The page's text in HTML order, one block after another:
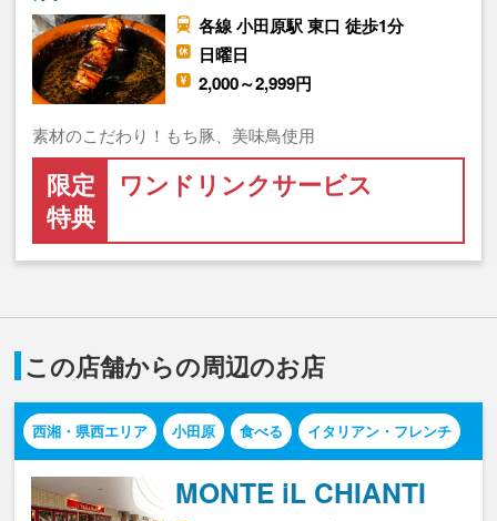
各線 小田原駅 東口 徒歩1分
日曜日
2,000～2,999円
素材のこだわり！もち豚、美味鳥使用
限定
特典
ワンドリンクサービス
この店舗からの周辺のお店
西湘・県西エリア 小田原 食べる イタリアン・フレンチ
MONTE iL CHIANTI